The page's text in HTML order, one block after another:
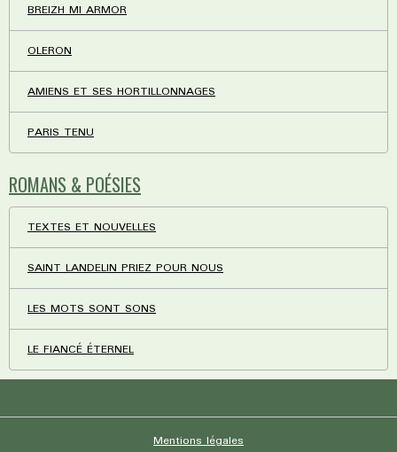
BREIZH MI ARMOR
OLERON
AMIENS ET SES HORTILLONNAGES
PARIS TENU
ROMANS & POÉSIES
TEXTES ET NOUVELLES
SAINT LANDELIN PRIEZ POUR NOUS
LES MOTS SONT SONS
LE FIANCÉ ÉTERNEL
Mentions légales